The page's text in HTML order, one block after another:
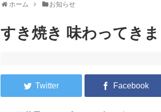
ホーム お知らせ
すき焼き 味わってき